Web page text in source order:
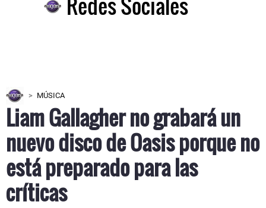
MÚSICA
Liam Gallagher no grabará un
nuevo disco de Oasis porque no
está preparado para las
críticas